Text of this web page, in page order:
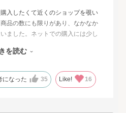
入したくて近くのショップを覗い
品の数にも限りがあり、なかなか
ました。ネットでの購入には少し
注文したものはイメージと違って
これから長く自信をもって着用し
を読む
になった 35 Like! 16